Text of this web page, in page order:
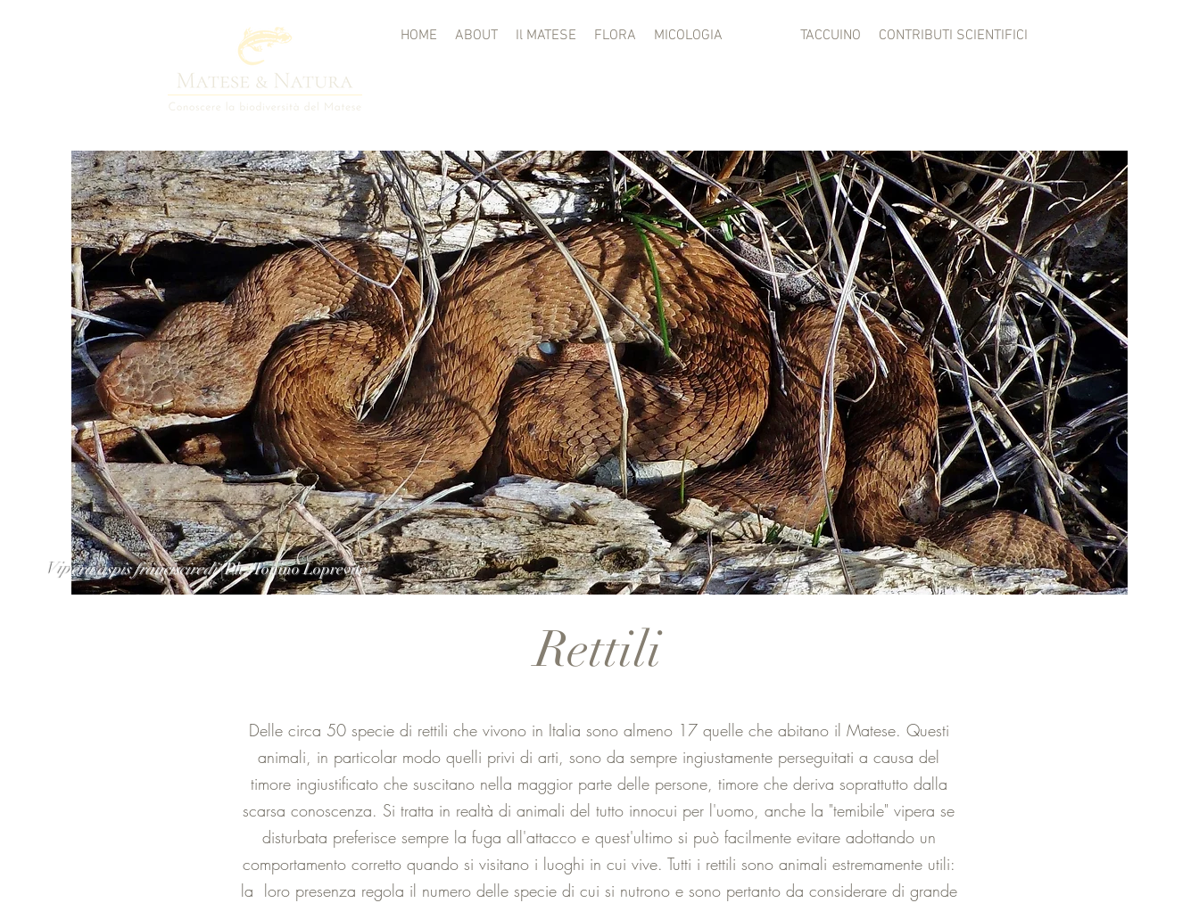
HOME ABOUT Il MATESE FLORA MICOLOGIA TACCUINO CONTRIBUTI SCIENTIFICI
Vipera aspis francisciredi(Ph.:Tonino Loprevite)
Rettili
Delle circa 50 specie di rettili che vivono in Italia sono almeno 17 quelle che abitano il Matese. Questi
animali, in particolar modo quelli privi di arti, sono da sempre ingiustamente perseguitati a causa del
timore ingiustificato che suscitano nella maggior parte delle persone, timore che deriva soprattutto dalla
scarsa conoscenza. Si tratta in realtà di animali del tutto innocui per l'uomo, anche la "temibile" vipera se
disturbata preferisce sempre la fuga all'attacco e quest'ultimo si può facilmente evitare adottando un
comportamento corretto quando si visitano i luoghi in cui vive. Tutti i rettili sono animali estremamente utili:
la loro presenza regola il numero delle specie di cui si nutrono e sono pertanto da considerare di grande